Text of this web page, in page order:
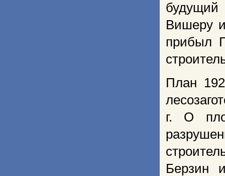
будущий
Вишеру
прибыл
План
г. О
Берзин